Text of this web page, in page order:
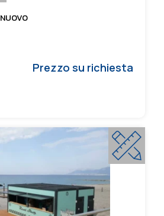
NUOVO
Prezzo su richiesta